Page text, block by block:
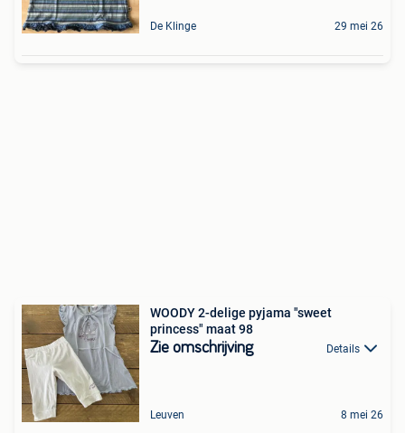
De Klinge 29 mei 26
WOODY 2-delige pyjama "sweet
princess" maat 98
Zie omschrijving Details
Leuven 8 mei 26